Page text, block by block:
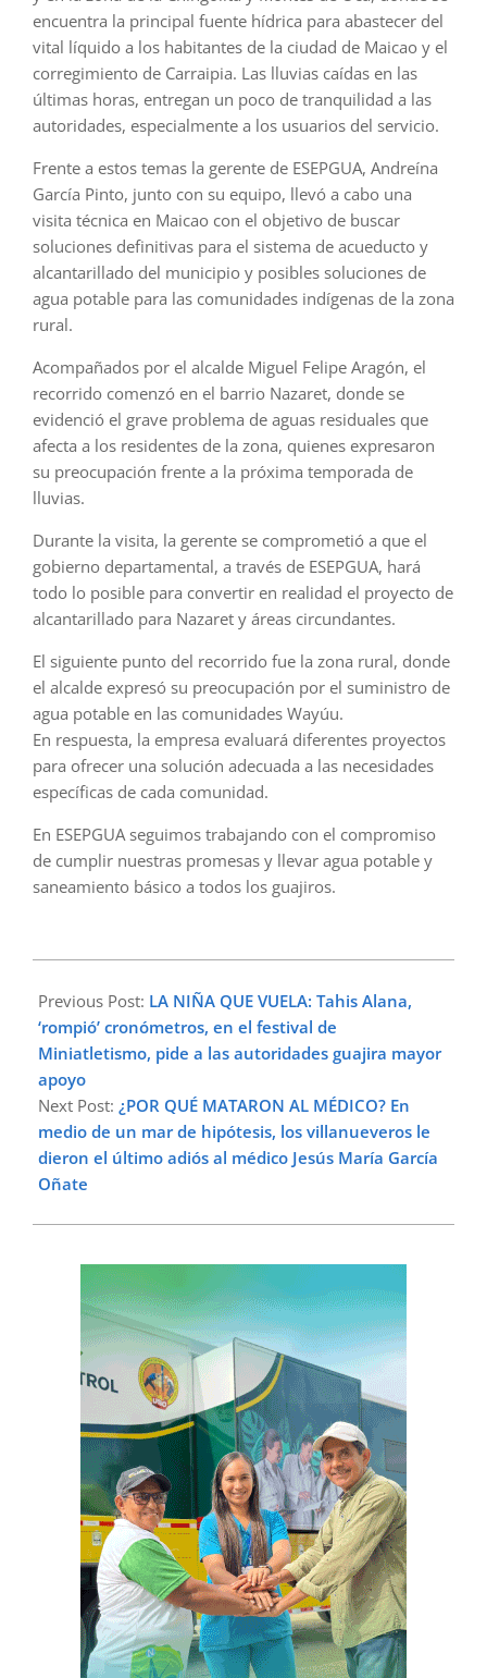
encuentra la principal fuente hídrica para abastecer del
vital líquido a los habitantes de la ciudad de Maicao y el
corregimiento de Carraipia. Las lluvias caídas en las
últimas horas, entregan un poco de tranquilidad a las
autoridades, especialmente a los usuarios del servicio.
Frente a estos temas la gerente de ESEPGUA, Andreína
García Pinto, junto con su equipo, llevó a cabo una
visita técnica en Maicao con el objetivo de buscar
soluciones definitivas para el sistema de acueducto y
alcantarillado del municipio y posibles soluciones de
agua potable para las comunidades indígenas de la zona
rural.
Acompañados por el alcalde Miguel Felipe Aragón, el
recorrido comenzó en el barrio Nazaret, donde se
evidenció el grave problema de aguas residuales que
afecta a los residentes de la zona, quienes expresaron
su preocupación frente a la próxima temporada de
lluvias.
Durante la visita, la gerente se comprometió a que el
gobierno departamental, a través de ESEPGUA, hará
todo lo posible para convertir en realidad el proyecto de
alcantarillado para Nazaret y áreas circundantes.
El siguiente punto del recorrido fue la zona rural, donde
el alcalde expresó su preocupación por el suministro de
agua potable en las comunidades Wayúu.
En respuesta, la empresa evaluará diferentes proyectos
para ofrecer una solución adecuada a las necesidades
específicas de cada comunidad.
En ESEPGUA seguimos trabajando con el compromiso
de cumplir nuestras promesas y llevar agua potable y
saneamiento básico a todos los guajiros.
04-
21
Previous Post: LA NIÑA QUE VUELA: Tahis Alana,
‘rompió’ cronómetros, en el festival de
Miniatletismo, pide a las autoridades guajira mayor
apoyo
Next Post: ¿POR QUÉ MATARON AL MÉDICO? En
medio de un mar de hipótesis, los villanueveros le
dieron el último adiós al médico Jesús María García
Oñate